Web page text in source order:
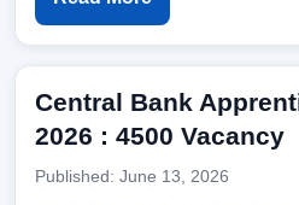
Central Bank
2026 : 4500 Vacancy
Published: June 13, 2026